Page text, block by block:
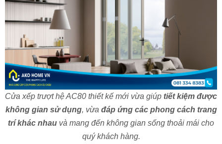
Cửa xếp trượt hệ AC80 thiết kế mới vừa giúp tiết kiệm được
không gian sử dụng, vừa đáp ứng các phong cách trang
trí khác nhau và mang đến không gian sống thoải mái cho
quý khách hàng.